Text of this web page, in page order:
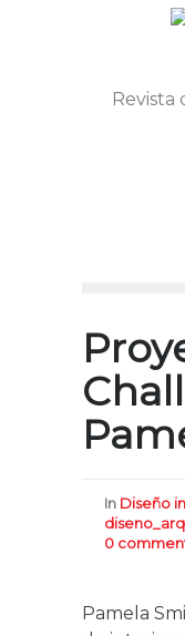
Revista
In Diseño
0
Pamela